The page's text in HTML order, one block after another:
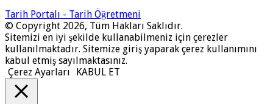
Tarih Portalı - Tarih Öğretmeni
© Copyright 2026, Tüm Hakları Saklıdır.
Sitemizi en iyi şekilde kullanabilmeniz için çerezler
kullanılmaktadır. Sitemize giriş yaparak çerez kullanımını
kabul etmiş sayılmaktasınız.
Çerez Ayarları
KABUL ET